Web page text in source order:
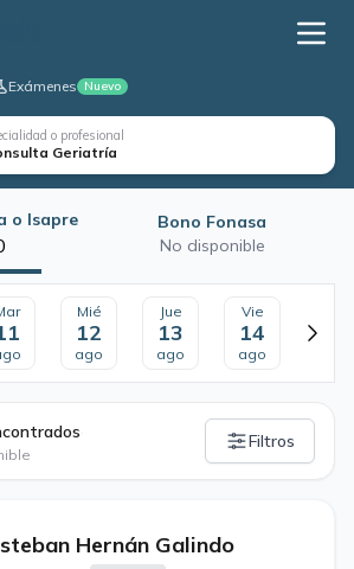
Exámenes Nuevo
o profesional
Geriatría
o Isapre
Bono Fonasa
No disponible
Mié
12
ago
Jue
13
ago
Vie
14
ago
Filtros
Hernán Galindo